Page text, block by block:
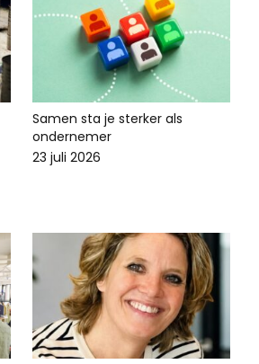
Samen sta je sterker als
ondernemer
23 juli 2026